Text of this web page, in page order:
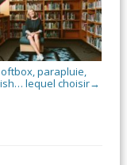
parapluie,
lequel choisir→